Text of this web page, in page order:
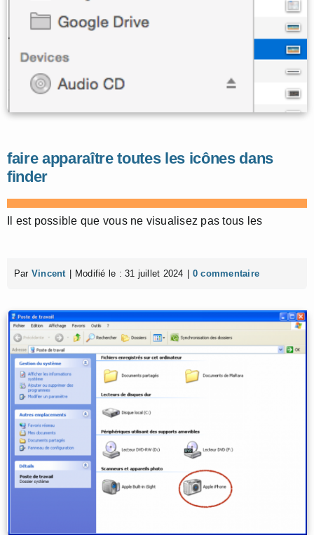
faire apparaître toutes les icônes dans
finder
Il est possible que vous ne visualisez pas tous les
Par Vincent Modifié le : 31 juillet 2024 0 commentaire